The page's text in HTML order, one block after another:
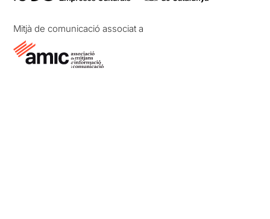
Mitjà de comunicació associat a